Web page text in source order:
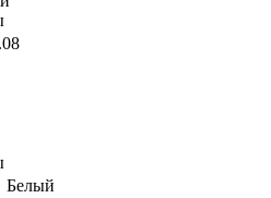
Белый